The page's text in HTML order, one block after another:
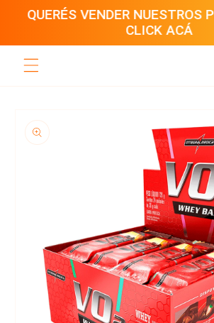
QUERÉS VENDER NUESTROS
CLICK ACÁ
directamente
a la
información